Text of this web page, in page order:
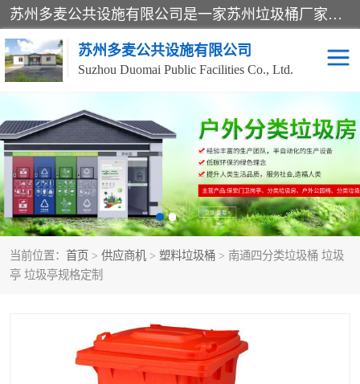
苏州多麦公共设施有限公司是一家苏州垃圾桶厂家，主营：塑料垃圾桶、分类果皮箱、户外园林椅、保安岗亭等产品厂家。全国统一热线电话：17105580222。公司组建完善的团队。设计人员，能根据客户要求，提供适合的设计方案，来满足客户的需求。
苏州多麦公共设施有限公司
Suzhou Duomai Public Facilities Co., Ltd.
当前位置： 首页 > 供应商机 > 塑料垃圾桶 > 南通四分类垃圾桶 垃圾
亭 垃圾亭规格定制
办公室脚踩垃圾桶 保安岗亭
分类果皮箱 公园椅
垃圾分类房 塑料垃圾桶
防疫岗亭 吸烟岗亭